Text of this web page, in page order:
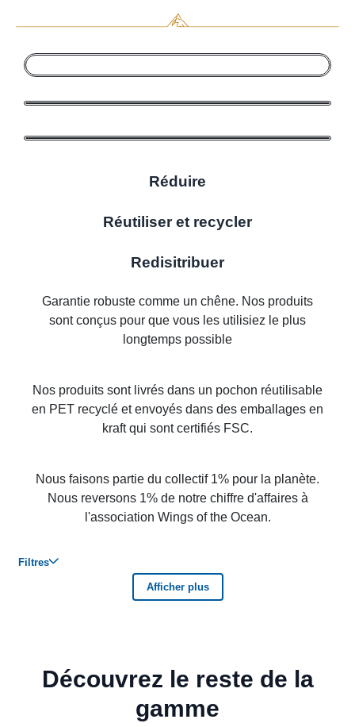
Réduire
Réutiliser et recycler
Redisitribuer
Garantie robuste comme un chêne. Nos produits
sont conçus pour que vous les utilisiez le plus
longtemps possible
Nos produits sont livrés dans un pochon réutilisable
en PET recyclé et envoyés dans des emballages en
kraft qui sont certifiés FSC.
Nous faisons partie du collectif 1% pour la planète.
Nous reversons 1% de notre chiffre d'affaires à
l'association Wings of the Ocean.
Découvrez le reste de la
gamme